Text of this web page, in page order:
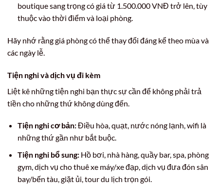
boutique sang trọng có giá từ 1.500.000 VNĐ trở lên, tùy
thuộc vào thời điểm và loại phòng.
Hãy nhớ rằng giá phòng có thể thay đổi đáng kể theo mùa và
các ngày lễ.
Tiện nghi và dịch vụ đi kèm
Liệt kê những tiện nghi bạn thực sự cần để không phải trả
tiền cho những thứ không dùng đến.
Tiện nghi cơ bản:Điều hòa, quạt, nước nóng lạnh, wifi là
những thứ gần như bắt buộc.
Tiện nghi bổ sung:Hồ bơi, nhà hàng, quầy bar, spa, phòng
gym, dịch vụ cho thuê xe máy/xe đạp, dịch vụ đưa đón sân
bay/bến tàu, giặt ủi, tour du lịch trọn gói.